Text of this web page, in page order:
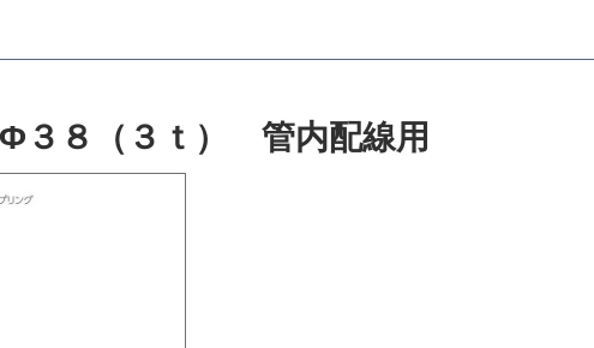
８（３ｔ） 管内配線用